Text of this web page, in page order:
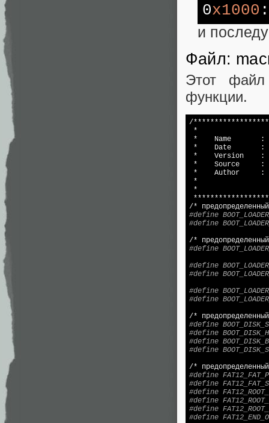
0x1000
и
Файл:
Этот файл
функции.
/
*
*    Name
*    Date
*    Version
*    Source
*    Author
*
*
#define
#define
#define
#define
#define
#define
#define
#define
#define
#define
#define
#define
#define
#define
#define
#define
#define